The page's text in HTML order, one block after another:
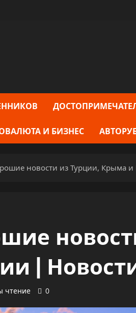
И БИЗНЕС
новости из Турции, Крыма
|
чтение 0